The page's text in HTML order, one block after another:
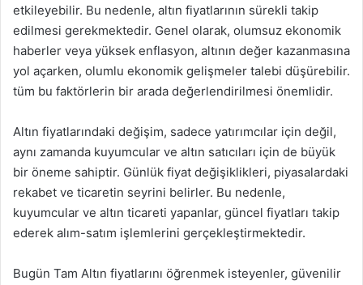
etkileyebilir. Bu nedenle, altın fiyatlarının sürekli takip
edilmesi gerekmektedir. Genel olarak, olumsuz ekonomik
haberler veya yüksek enflasyon, altının değer kazanmasına
yol açarken, olumlu ekonomik gelişmeler talebi düşürebilir.
tüm bu faktörlerin bir arada değerlendirilmesi önemlidir.
Altın fiyatlarındaki değişim, sadece yatırımcılar için değil,
aynı zamanda kuyumcular ve altın satıcıları için de büyük
bir öneme sahiptir. Günlük fiyat değişiklikleri, piyasalardaki
rekabet ve ticaretin seyrini belirler. Bu nedenle,
kuyumcular ve altın ticareti yapanlar, güncel fiyatları takip
ederek alım-satım işlemlerini gerçekleştirmektedir.
Bugün Tam Altın fiyatlarını öğrenmek isteyenler, güvenilir